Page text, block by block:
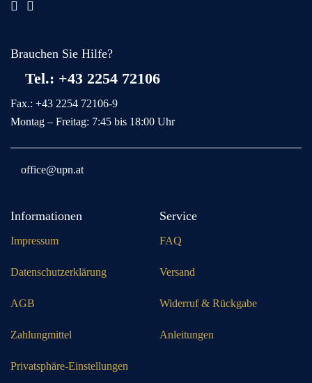
Brauchen Sie Hilfe?
Tel.: +43 2254 72106
Fax.: +43 2254 72106-9
Montag – Freitag: 7:45 bis 18:00 Uhr
office@upn.at
Informationen
Impressum
Datenschutzerklärung
AGB
Zahlungmittel
Privatsphäre-Einstellungen
Service
FAQ
Versand
Widerruf & Rückgabe
Anleitungen